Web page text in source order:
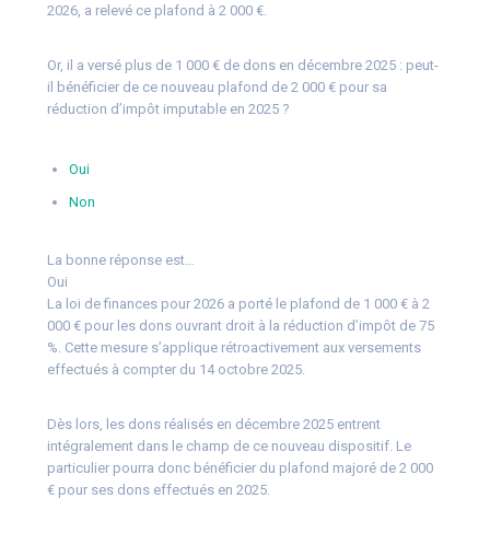
2026, a relevé ce plafond à 2 000 €.
Or, il a versé plus de 1 000 € de dons en décembre 2025 : peut-
il bénéficier de ce nouveau plafond de 2 000 € pour sa
réduction d’impôt imputable en 2025 ?
Oui
Non
La bonne réponse est…
Oui
La loi de finances pour 2026 a porté le plafond de 1 000 € à 2
000 € pour les dons ouvrant droit à la réduction d’impôt de 75
%. Cette mesure s’applique rétroactivement aux versements
effectués à compter du 14 octobre 2025.
Dès lors, les dons réalisés en décembre 2025 entrent
intégralement dans le champ de ce nouveau dispositif. Le
particulier pourra donc bénéficier du plafond majoré de 2 000
€ pour ses dons effectués en 2025.